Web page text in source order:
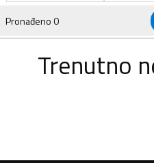
Pronađeno0
Trenutno